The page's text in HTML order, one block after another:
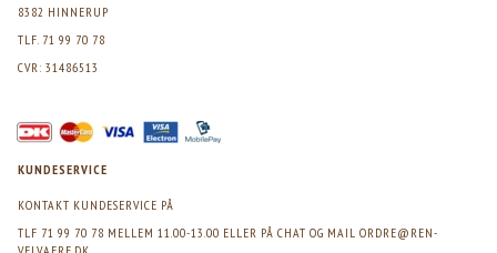
8382 HINNERUP
TLF. 71 99 70 78
CVR: 31486513
KUNDESERVICE
KONTAKT KUNDESERVICE PÅ
TLF 71 99 70 78 MELLEM 11.00-13.00 ELLER PÅ CHAT OG MAIL ORDRE@REN-